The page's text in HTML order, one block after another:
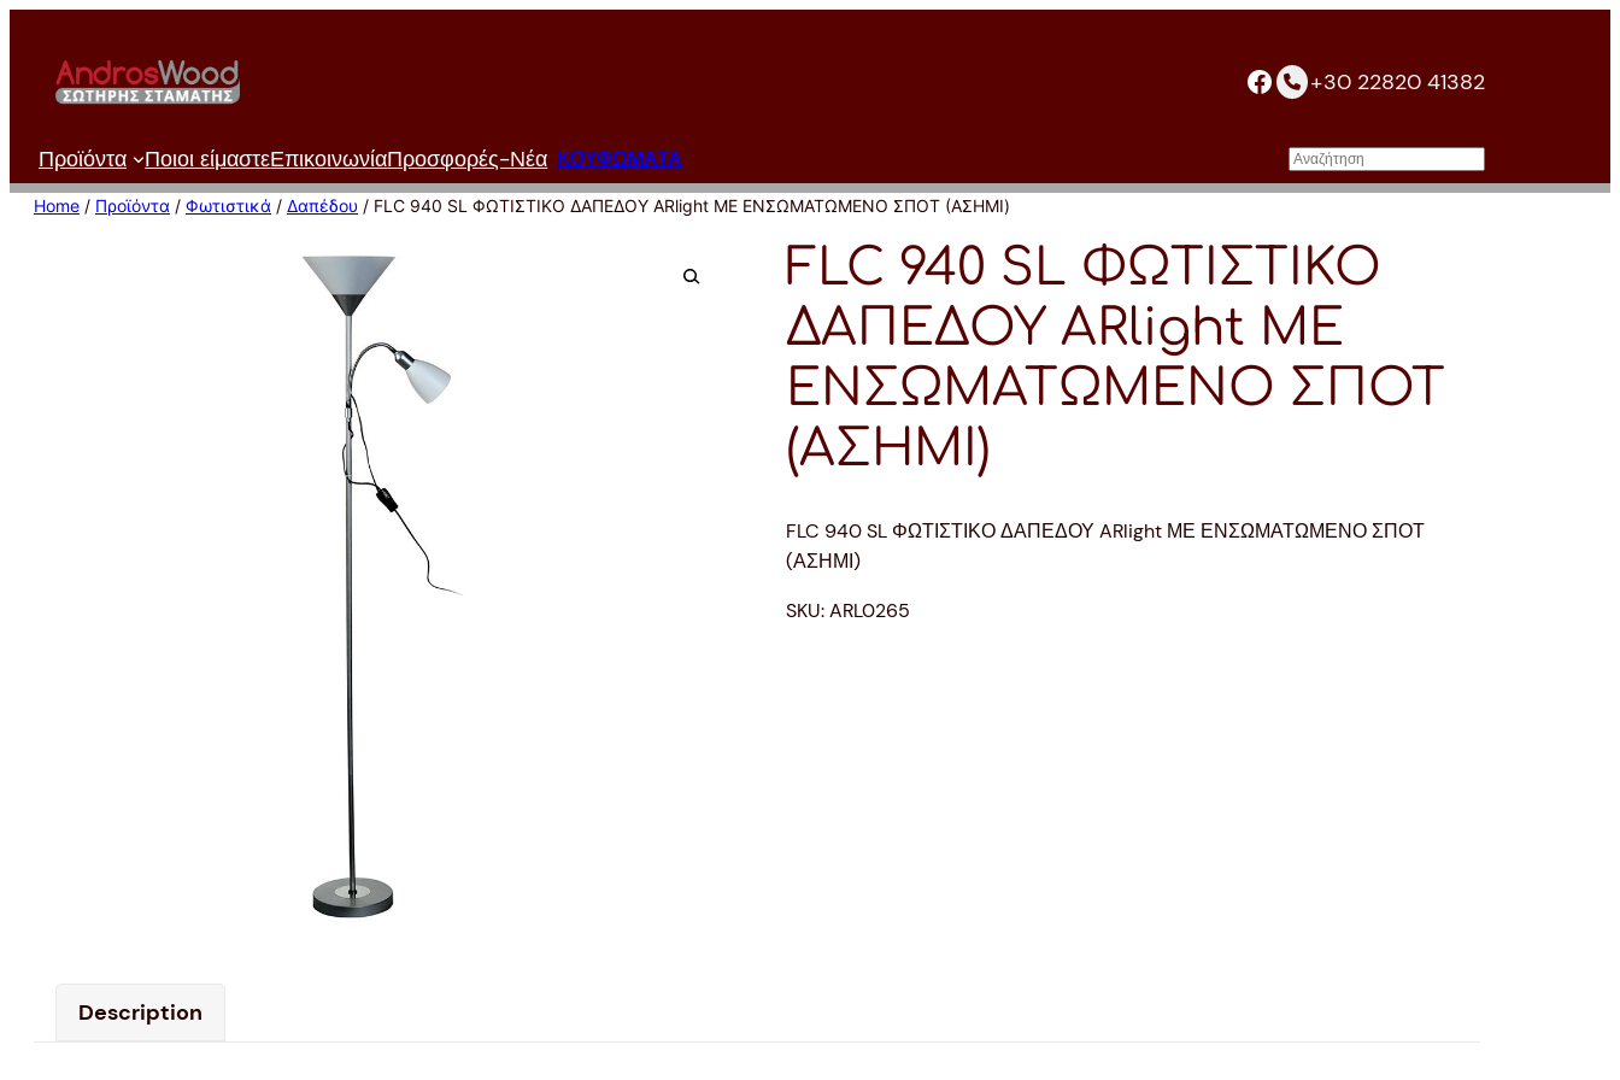
περιεχόμενο
facebook+30 22820 41382
Προϊόντα Ποιοι είμαστεΕπικοινωνίαΠροσφορές-Νέα ΚΟΥΦΩΜΑΤΑ Αναζήτηση
Home / Προϊόντα / Φωτιστικά / Δαπέδου / FLC 940 SL ΦΩΤΙΣΤΙΚΟ ΔΑΠΕΔΟΥ ARlight ΜΕ ΕΝΣΩΜΑΤΩΜΕΝΟ ΣΠΟΤ (ΑΣΗΜΙ)
FLC 940 SL ΦΩΤΙΣΤΙΚΟ
ΔΑΠΕΔΟΥ ARlight ΜΕ
ΕΝΣΩΜΑΤΩΜΕΝΟ ΣΠΟΤ
(ΑΣΗΜΙ)
FLC 940 SL ΦΩΤΙΣΤΙΚΟ ΔΑΠΕΔΟΥ ARlight ΜΕ ΕΝΣΩΜΑΤΩΜΕΝΟ ΣΠΟΤ
(ΑΣΗΜΙ)
SKU:ARL0265
Description